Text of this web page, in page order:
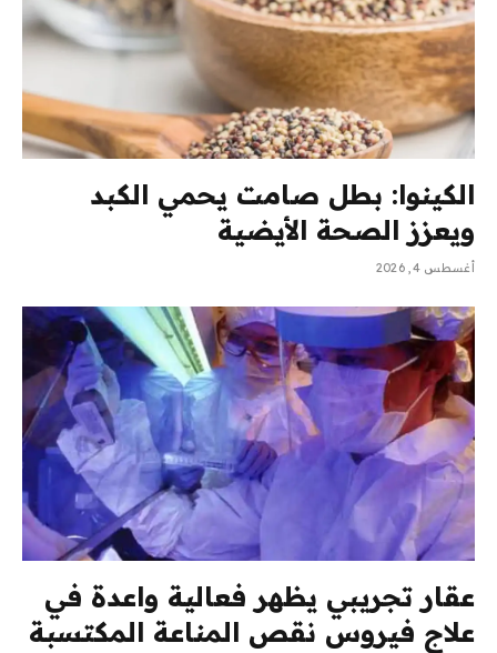
الكينوا: بطل صامت يحمي الكبد
ويعزز الصحة الأيضية
أغسطس 4, 2026
عقار تجريبي يظهر فعالية واعدة في
علاج فيروس نقص المناعة المكتسبة